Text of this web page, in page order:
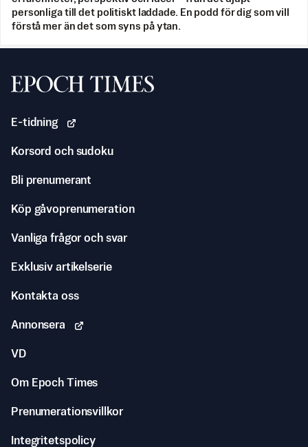
personliga till det politiskt laddade. En podd för dig som vill
förstå mer än det som syns på ytan.
Svenska Epoch Times
E-tidning
Korsord och sudoku
Bli prenumerant
Köp gåvoprenumeration
Vanliga frågor och svar
Exklusiv artikelserie
Kontakta oss
Annonsera
VD
Om Epoch Times
Prenumerationsvillkor
Integritetspolicy